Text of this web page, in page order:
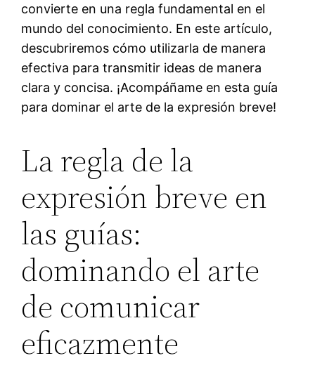
convierte en una regla fundamental en el
mundo del conocimiento. En este artículo,
descubriremos cómo utilizarla de manera
efectiva para transmitir ideas de manera
clara y concisa. ¡Acompáñame en esta guía
para dominar el arte de la expresión breve!
La regla de la
expresión breve en
las guías:
dominando el arte
de comunicar
eficazmente